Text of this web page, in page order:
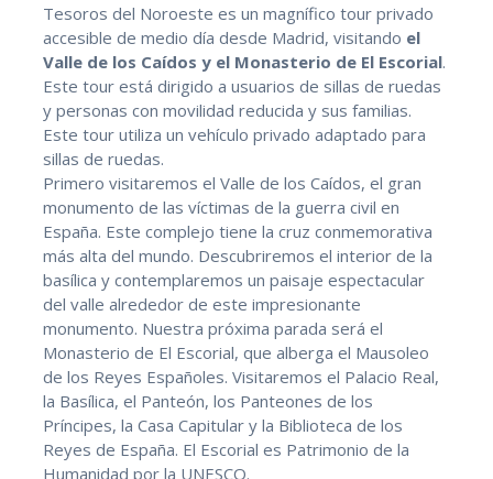
Tesoros del Noroeste es un magnífico tour privado
accesible de medio día desde Madrid, visitando el
Valle de los Caídos y el Monasterio de El Escorial.
Este tour está dirigido a usuarios de sillas de ruedas
y personas con movilidad reducida y sus familias.
Este tour utiliza un vehículo privado adaptado para
sillas de ruedas.
Primero visitaremos el Valle de los Caídos, el gran
monumento de las víctimas de la guerra civil en
España. Este complejo tiene la cruz conmemorativa
más alta del mundo. Descubriremos el interior de la
basílica y contemplaremos un paisaje espectacular
del valle alrededor de este impresionante
monumento. Nuestra próxima parada será el
Monasterio de El Escorial, que alberga el Mausoleo
de los Reyes Españoles. Visitaremos el Palacio Real,
la Basílica, el Panteón, los Panteones de los
Príncipes, la Casa Capitular y la Biblioteca de los
Reyes de España. El Escorial es Patrimonio de la
Humanidad por la UNESCO.